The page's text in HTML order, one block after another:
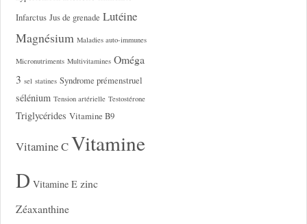
Infarctus Jus de grenade Lutéine
Magnésium Maladies auto-immunes
Micronutriments Multivitamines Oméga
3 sel statines Syndrome prémenstruel
sélénium Tension artérielle Testostérone
Triglycérides Vitamine B9
Vitamine CVitamine
D Vitamine E zinc
Zéaxanthine